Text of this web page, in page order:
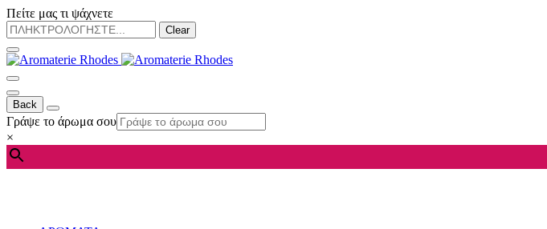
Πείτε μας τι ψάχνετε
Clear
Back
Γράψε το άρωμα σου
×